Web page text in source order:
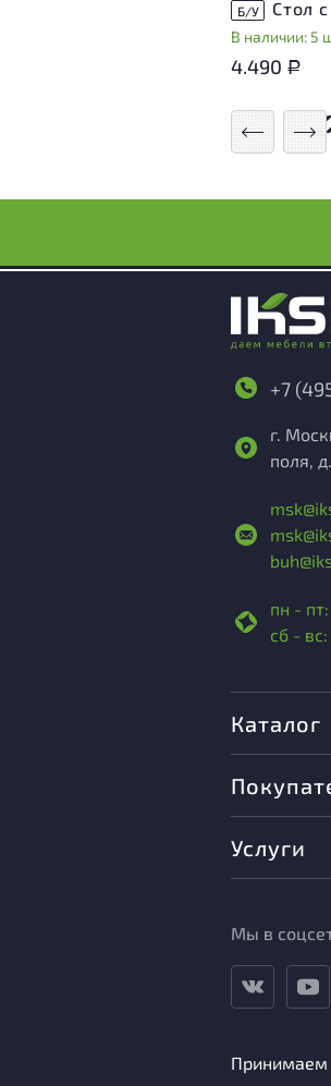
Б/У
В наличии: 5
4.490 Р
+7
г.
поля,
пн - пт:
сб - вс:
Каталог
Услуги
Мы в
Принимаем